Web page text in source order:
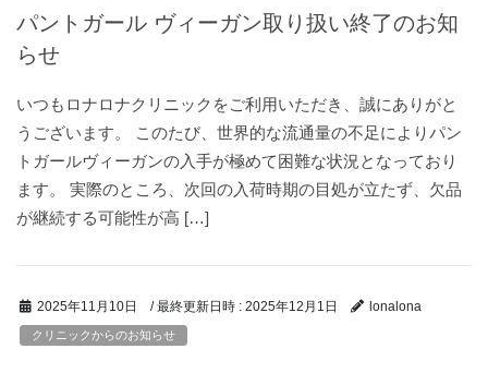
パントガール ヴィーガン取り扱い終了のお知
らせ
いつもロナロナクリニックをご利用いただき、誠にありがと
うございます。 このたび、世界的な流通量の不足によりパン
トガールヴィーガンの入手が極めて困難な状況となっており
ます。 実際のところ、次回の入荷時期の目処が立たず、欠品
が継続する可能性が高 […]
2025年11月10日 / 最終更新日時 : 2025年12月1日 lonalona
クリニックからのお知らせ